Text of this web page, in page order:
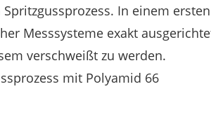
In einem ersten
Messsysteme exakt
verschweißt zu werden.
mit Polyamid 66